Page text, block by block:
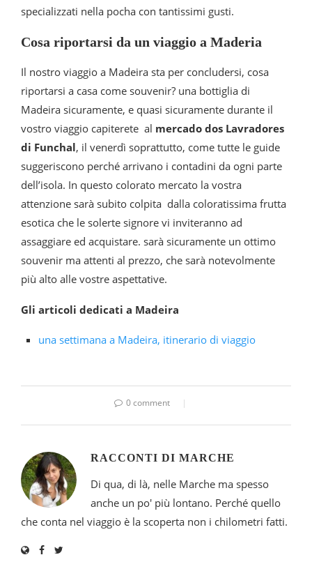
specializzati nella pocha con tantissimi gusti.
Cosa riportarsi da un viaggio a Maderia
Il nostro viaggio a Madeira sta per concludersi, cosa
riportarsi a casa come souvenir? una bottiglia di
Madeira sicuramente, e quasi sicuramente durante il
vostro viaggio capiterete al mercado dos Lavradores
di Funchal, il venerdì soprattutto, come tutte le guide
suggeriscono perché arrivano i contadini da ogni parte
dell’isola. In questo colorato mercato la vostra
attenzione sarà subito colpita dalla coloratissima frutta
esotica che le solerte signore vi inviteranno ad
assaggiare ed acquistare. sarà sicuramente un ottimo
souvenir ma attenti al prezzo, che sarà notevolmente
più alto alle vostre aspettative.
Gli articoli dedicati a Madeira
una settimana a Madeira, itinerario di viaggio
0 comment
RACCONTI DI MARCHE
Di qua, di là, nelle Marche ma spesso
anche un po' più lontano. Perché quello
che conta nel viaggio è la scoperta non i chilometri fatti.